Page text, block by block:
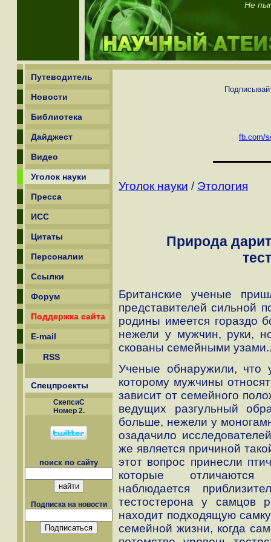
Не
Путеводитель
Новости
Библиотека
Дайджест
Видео
Уголок науки
Пресса
ИСС
Цитаты
Персоналии
Ссылки
Форум
Поддержка сайта
E-mail
RSS
Спецпроекты
СкепсиС
Номер 2.
поиск по сайту
Подписка на новости
fb.com/
Уголок науки / Этология
Природа
Британские ученые
представителей сильной
родины имеется гораздо
нежели у мужчин, руки,
скованы семейными
Ученые обнаружили, что
которому мужчины
зависит от семейного
ведущих разгульный
больше, нежели у
озадачило
же является причиной
этот вопрос принесли
которые отличаются
наблюдается
тестостерона у самцов
находит подходящую
семейной жизни, когда